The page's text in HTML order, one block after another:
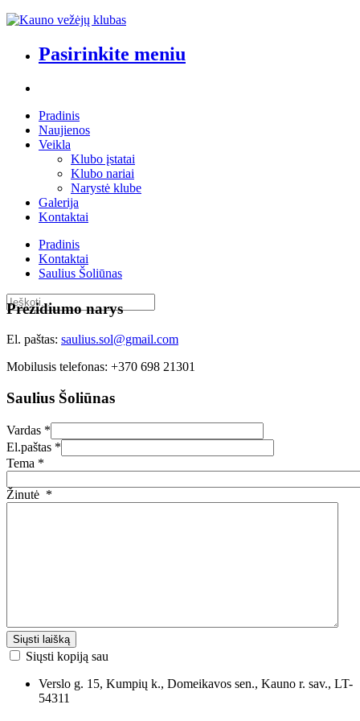
Pasirinkite meniu
Pradinis
Naujienos
Veikla
Klubo įstatai
Klubo nariai
Narystė klube
Galerija
Kontaktai
Pradinis
Kontaktai
Saulius Šoliūnas
Prezidiumo narys
El. paštas: saulius.sol@gmail.com
Mobilusis telefonas: +370 698 21301
Saulius Šoliūnas
Vardas *
El.paštas *
Tema *
Žinutė *
Siųsti laišką
Siųsti kopiją sau
Verslo g. 15, Kumpių k., Domeikavos sen., Kauno r. sav., LT-
54311